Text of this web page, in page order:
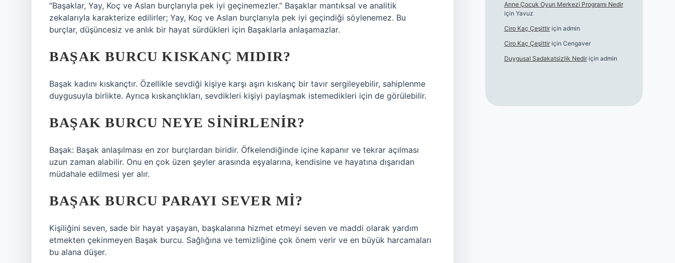
“Başaklar, Yay, Koç ve Aslan burçlarıyla pek iyi geçinemezler.” Başaklar mantıksal ve analitik
zekalarıyla karakterize edilirler; Yay, Koç ve Aslan burçlarıyla pek iyi geçindiği söylenemez. Bu
burçlar, düşüncesiz ve anlık bir hayat sürdükleri için Başaklarla anlaşamazlar.
BAŞAK BURCU KISKANÇ MIDIR?
Başak kadını kıskançtır. Özellikle sevdiği kişiye karşı aşırı kıskanç bir tavır sergileyebilir, sahiplenme
duygusuyla birlikte. Ayrıca kıskançlıkları, sevdikleri kişiyi paylaşmak istemedikleri için de görülebilir.
BAŞAK BURCU NEYE SINIRLENIR?
Başak: Başak anlaşılması en zor burçlardan biridir. Öfkelendiğinde içine kapanır ve tekrar açılması
uzun zaman alabilir. Onu en çok üzen şeyler arasında eşyalarına, kendisine ve hayatına dışarıdan
müdahale edilmesi yer alır.
BAŞAK BURCU PARAYI SEVER MI?
Kişiliğini seven, sade bir hayat yaşayan, başkalarına hizmet etmeyi seven ve maddi olarak yardım
etmekten çekinmeyen Başak burcu. Sağlığına ve temizliğine çok önem verir ve en büyük harcamaları
bu alana düşer.
Anne Çocuk Oyun Merkezi Programı Nedir
için Yavuz
Ciro Kaç Çeşittiriçin admin
Ciro Kaç Çeşittiriçin Cengaver
Duygusal Sadakatsizlik Nediriçin admin